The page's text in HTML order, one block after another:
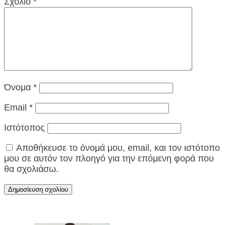
Όνομα *
Email *
Ιστότοπος
Αποθήκευσε το όνομά μου, email, και τον ιστότοπο
μου σε αυτόν τον πλοηγό για την επόμενη φορά που
θα σχολιάσω.